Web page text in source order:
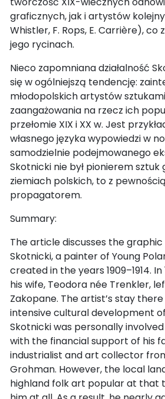
graficznych, jak i artystów
Whistler, F. Rops, E. Carrière), co
jego rycinach.
Nieco zapomniana działalność
się w ogólniejszą tendencję:
młodopolskich artystów
zaangażowania na rzecz ich
przełomie XIX i XX w. Jest
własnego języka wypowiedzi w
samodzielnie podejmowanego
Skotnicki nie był pionierem
ziemiach polskich, to z
propagatorem.
Summary:
The article discusses the
Skotnicki, a painter of Young
created in the years 1909–1914.
his wife, Teodora née Trenkler,
Zakopane. The artist’s stay
intensive cultural development
Skotnicki was personally
with the financial support of his
industrialist and art collector
Grohman. However, the local
highland folk art popular at that